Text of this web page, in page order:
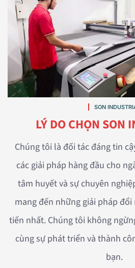
SON
LÝ DO CHỌN SON
Chúng tôi là đối tác đáng tin
các giải pháp hàng đầu cho
tâm huyết và sự chuyên
mang đến những giải pháp
tiến nhất. Chúng tôi không
cùng sự phát triển và thành
bạn.